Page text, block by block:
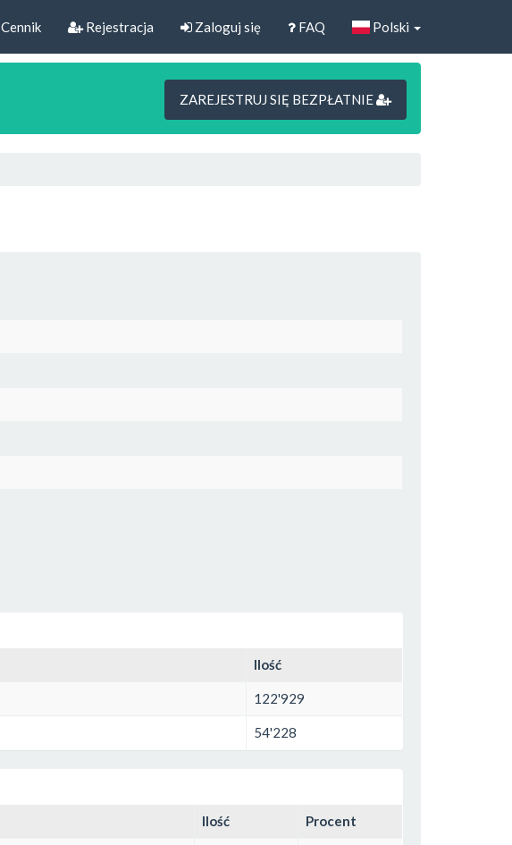
Cennik Rejestracja Zaloguj się FAQ Polski
ZAREJESTRUJ SIĘ BEZPŁATNIE
Ilość
122'929
54'228
Ilość Procent